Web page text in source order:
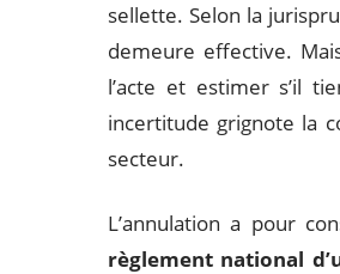
sellette. Selon la
demeure effective.
l’acte et estimer s’il
incertitude grignote la
secteur.
L’annulation a pour
règlement national